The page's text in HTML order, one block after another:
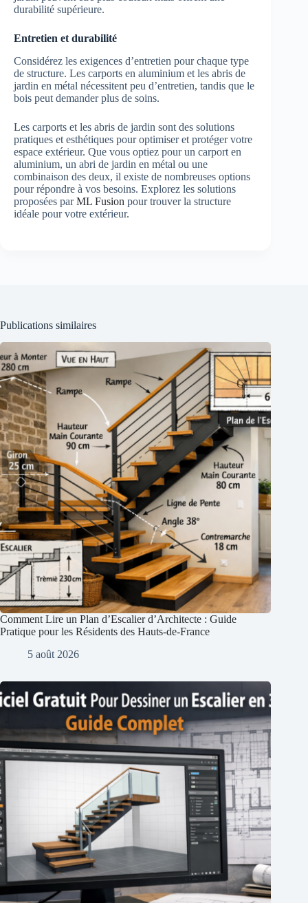
durabilité supérieure.
Entretien et durabilité
Considérez les exigences d’entretien pour chaque type
de structure. Les carports en aluminium et les abris de
jardin en métal nécessitent peu d’entretien, tandis que le
bois peut demander plus de soins.
Les carports et les abris de jardin sont des solutions
pratiques et esthétiques pour optimiser et protéger votre
espace extérieur. Que vous optiez pour un carport en
aluminium, un abri de jardin en métal ou une
combinaison des deux, il existe de nombreuses options
pour répondre à vos besoins. Explorez les solutions
proposées parML Fusion pour trouver la structure
idéale pour votre extérieur.
Publications similaires
Comment Lire un Plan d’Escalier d’Architecte : Guide
Pratique pour les Résidents des Hauts-de-France
5 août 2026